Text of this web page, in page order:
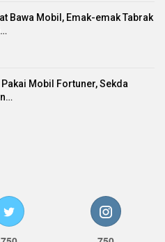
Bawa Mobil, Emak-emak Tabrak
Mobil Fortuner, Sekda